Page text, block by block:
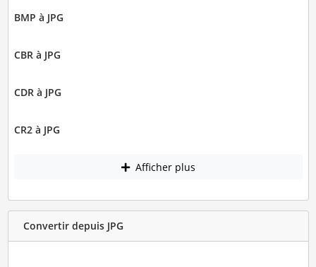
BMP à JPG
CBR à JPG
CDR à JPG
CR2 à JPG
Afficher plus
Convertir depuis JPG